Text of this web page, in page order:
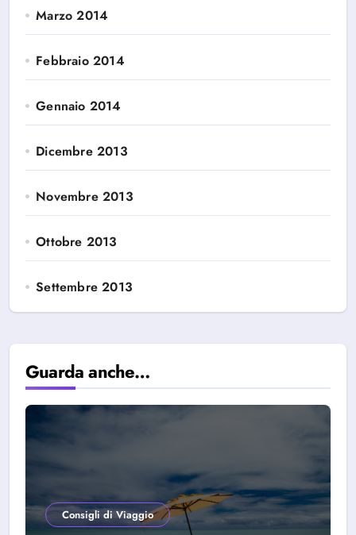
Marzo 2014
Febbraio 2014
Gennaio 2014
Dicembre 2013
Novembre 2013
Ottobre 2013
Settembre 2013
Guarda anche…
Consigli di Viaggio